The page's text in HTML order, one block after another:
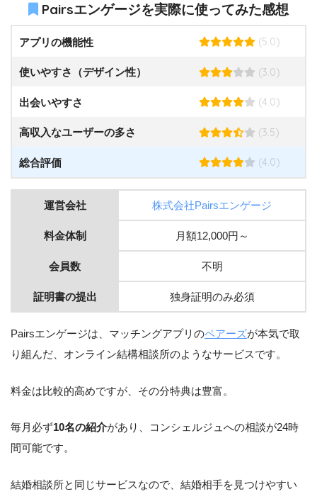
Pairsエンゲージを実際に使ってみた感想
アプリの機能性 (5.0)
使いやすさ（デザイン性） (3.0)
出会いやすさ (4.0)
高収入なユーザーの多さ (3.5)
総合評価 (4.0)
運営会社 株式会社Pairsエンゲージ
料金体制 月額12,000円～
会員数 不明
証明書の提出 独身証明のみ必須
Pairsエンゲージは、マッチングアプリのペアーズが本気で取
り組んだ、オンライン結構相談所のようなサービスです。
料金は比較的高めですが、その分特典は豊富。
毎月必ず10名の紹介があり、コンシェルジュへの相談が24時
間可能です。
結婚相談所と同じサービスなので、結婚相手を見つけやすい